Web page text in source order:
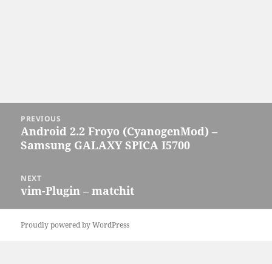
navigation
PREVIOUS
Previous
post:
Android 2.2 Froyo (CyanogenMod) –
Samsung GALAXY SPICA I5700
NEXT
Next
vim-Plugin – matchit
Proudly powered by WordPress